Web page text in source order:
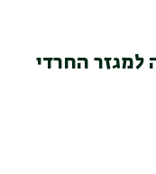
למגזר החרדי